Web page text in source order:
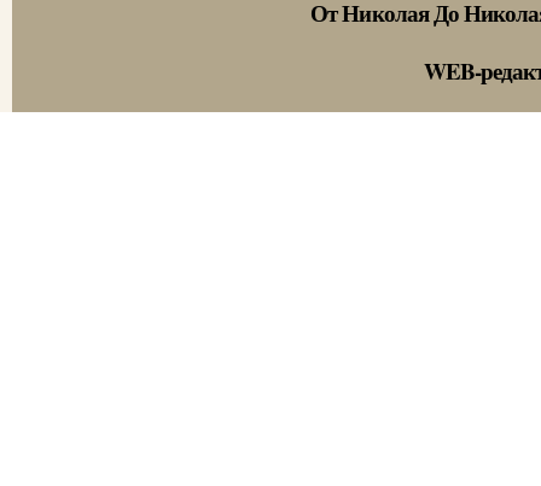
От Николая До
WEB-